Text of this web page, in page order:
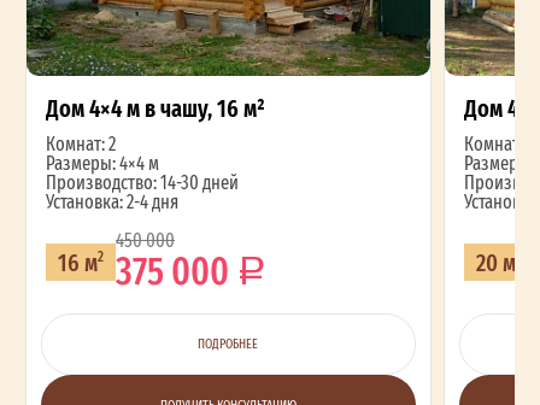
Дом 4×4 м в чашу, 16 м²
Комнат: 2
Размеры: 4×4 м
Производство: 14-30 дней
Установка: 2-4 дня
16 м2
450 000
375 000
ПОДРОБНЕЕ
Дом
Комнат: 2
Размеры:
20 м